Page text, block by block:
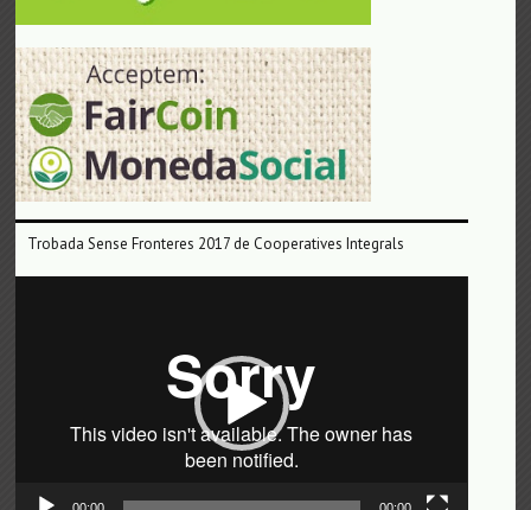
Trobada Sense Fronteres 2017 de Cooperatives Integrals